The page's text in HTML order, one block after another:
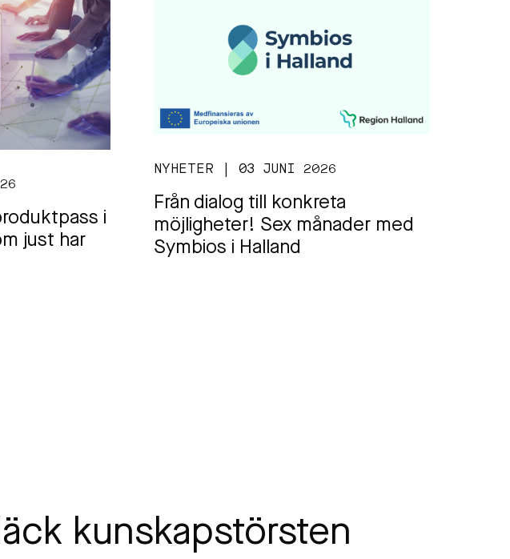
i
just har
NYHETER | 03 JUNI 2026
Från dialog till konkreta
möjligheter! Sex månader med
Symbios i Halland
kunskapstörsten